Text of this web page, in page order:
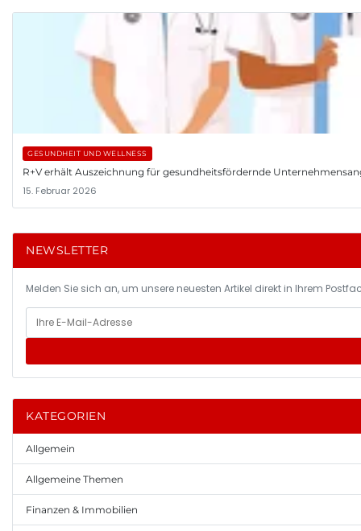
GESUNDHEIT UND WELLNESS
R+V erhält Auszeichnung für gesundheitsfördernde
15. Februar 2026
NEWSLETTER
Melden Sie sich an, um unsere neuesten Artikel direkt in Ihrem
KATEGORIEN
Allgemein
Allgemeine Themen
Finanzen & Immobilien